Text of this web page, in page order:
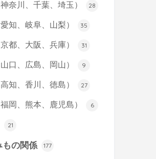
奈川、千葉、埼玉） 28
知、岐阜、山梨） 35
都、大阪、兵庫） 31
口、広島、岡山） 9
知、香川、徳島） 27
岡、熊本、鹿児島） 6
21
もの関係 177